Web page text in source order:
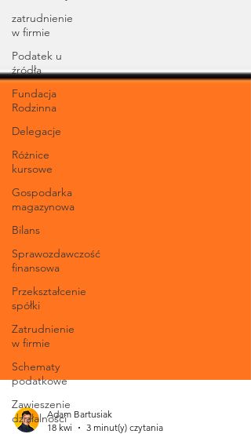
zatrudnienie
w firmie
Podatek u
źródła
Fundacja
Rodzinna
Delegacje
Różnice
kursowe
Gospodarka
magazynowa
Bilans
Sprawozdawczość
finansowa
Przekształcenie
spółki
Zatrudnienie
w firmie
Schematy
podatkowe
Zawieszenie
działalności